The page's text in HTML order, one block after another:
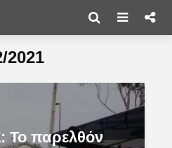
2021
Το παρελθόν